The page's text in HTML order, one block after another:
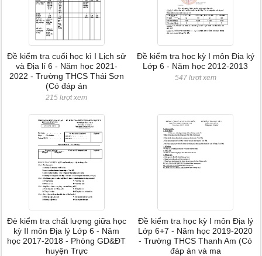
Đề kiểm tra cuối học kì I Lịch sử
và Địa lí 6 - Năm học 2021-
2022 - Trường THCS Thái Sơn
(Có đáp án
215 lượt xem
Đề kiểm tra học kỳ I môn Địa ký
Lớp 6 - Năm học 2012-2013
547 lượt xem
Đè kiểm tra chất lượng giữa học
kỳ II môn Địa lý Lớp 6 - Năm
học 2017-2018 - Phòng GD&ĐT
huyện Trực
Đề kiểm tra học kỳ I môn Địa lý
Lớp 6+7 - Năm học 2019-2020
- Trường THCS Thanh Am (Có
đáp án và ma